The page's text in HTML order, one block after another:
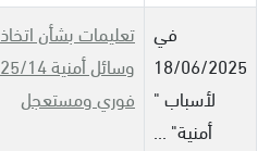
في
18/06/2025
لأسباب "
أمنية" ...
تعليمات بشأن اتخاذ
فوري ومستعجل